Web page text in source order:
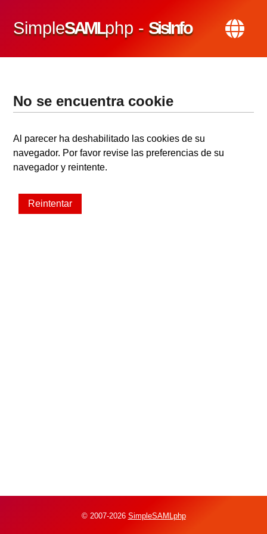
SimpleSAMLphp -SisInfo
No se encuentra cookie
Al parecer ha deshabilitado las cookies de su
navegador. Por favor revise las preferencias de su
navegador y reintente.
Reintentar
© 2007-2026 SimpleSAMLphp